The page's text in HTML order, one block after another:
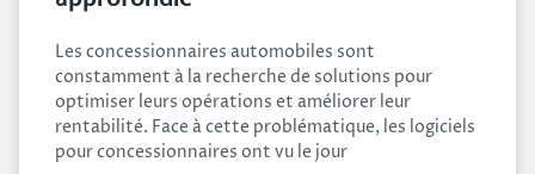
Les concessionnaires automobiles sont
constamment à la recherche de solutions pour
optimiser leurs opérations et améliorer leur
rentabilité. Face à cette problématique, les logiciels
pour concessionnaires ont vu le jour